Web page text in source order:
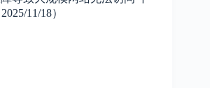
11/18）